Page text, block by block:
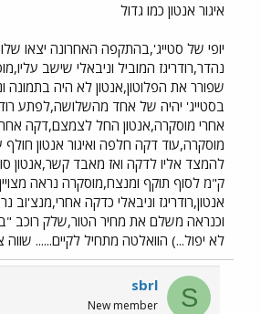
איגור אנטון כמו גדול
יופי של סטייג',בהתקפה האחרונה יצאו
נהדר,רודריגז המוביל וניבאלי שישב
שפורר את הפלוטון,אנטון לא היה בתמונה
בסטייג' יהיה של אחד מהשלושה,לפתע
אחרי מוסקרה,אנטון החל לצמצם,דקה
מוסקרה,עוד דקה חלפה ואיגור אנטון
להמצד אליו לדקה ואז מאבד קשר,אנטון
אנטון,רודריגז וניבאלי כדקה
וכנראה משלם את מחיר הטור,שלק רוכב
לא יפול...) הוואלטה מתחיל לקיים...... שווה
S
sbrl
New member